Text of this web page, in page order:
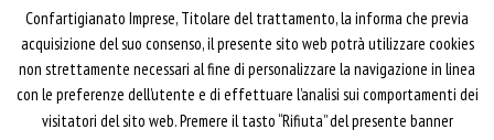
Confartigianato Trasporti
Via S. Giovanni in Laterano, 152 | 00184 Roma
T: 06 70374.275
trasporti@confartigianato.it
Confartigianato Imprese, Titolare del trattamento, la informa che previa
acquisizione del suo consenso, il presente sito web potrà utilizzare cookies
non strettamente necessari al fine di personalizzare la navigazione in linea
con le preferenze dell’utente e di effettuare l’analisi sui comportamenti dei
visitatori del sito web. Premere il tasto “Rifiuta” del presente banner